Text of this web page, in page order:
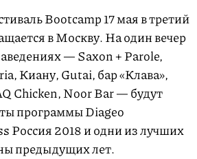
Bootcamp 17 мая в третий
в Москву. На один вечер
— Saxon + Parole,
Киану, Gutai, бар «Клава»,
Chicken, Noor Bar — будут
программы Diageo
Россия 2018 и одни из лучших
предыдущих лет.